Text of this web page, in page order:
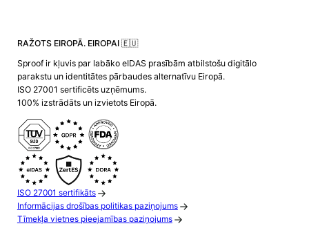
RAŽOTS EIROPĀ. EIROPAI 🇪🇺
Sproof ir kļuvis par labāko eIDAS prasībām atbilstošu digitālo
parakstu un identitātes pārbaudes alternatīvu Eiropā.
ISO 27001 sertificēts uzņēmums.
100% izstrādāts un izvietots Eiropā.
ISO 27001 sertifikāts
Informācijas drošības politikas paziņojums
Tīmekļa vietnes pieejamības paziņojums